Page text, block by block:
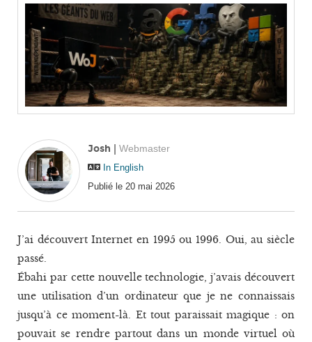
Josh | Webmaster
In English
Publié le 20 mai 2026
J’ai découvert Internet en 1995 ou 1996. Oui, au siècle
passé.
Ébahi par cette nouvelle technologie, j’avais découvert
une utilisation d’un ordinateur que je ne connaissais
jusqu’à ce moment-là. Et tout paraissait magique : on
pouvait se rendre partout dans un monde virtuel où